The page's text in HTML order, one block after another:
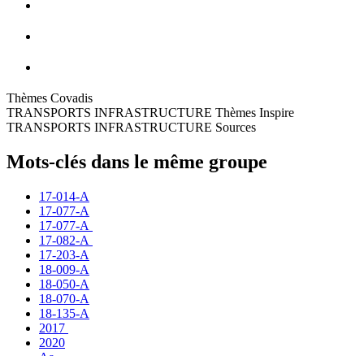
Thèmes Covadis
TRANSPORTS INFRASTRUCTURE Thèmes Inspire
TRANSPORTS INFRASTRUCTURE Sources
Mots-clés dans le même groupe
17-014-A
17-077-A
17-077-A
17-082-A
17-203-A
18-009-A
18-050-A
18-070-A
18-135-A
2017
2020